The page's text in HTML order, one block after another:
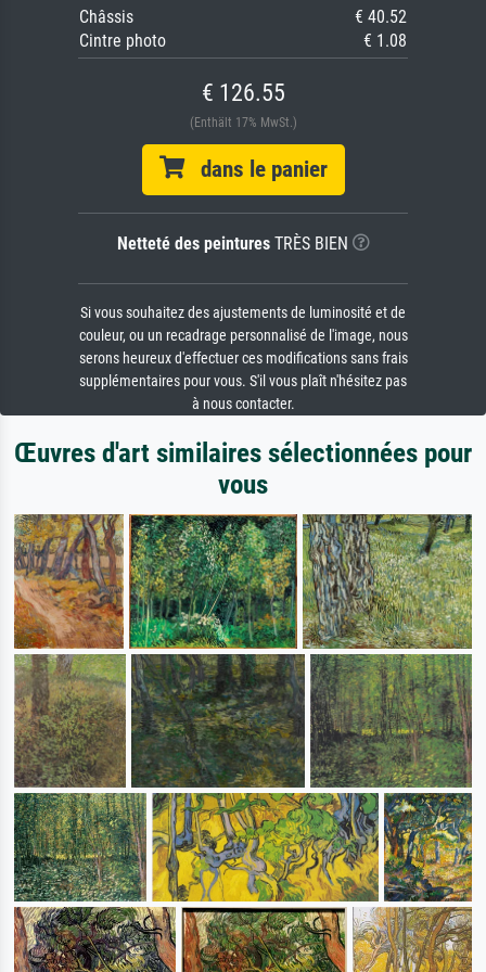
Châssis
€ 40.52
Cintre photo
€ 1.08
€ 126.55
(Enthält 17% MwSt.)
dans le panier
Netteté des peinturesTRÈS BIEN
Si vous souhaitez des ajustements de luminosité et de
couleur, ou un recadrage personnalisé de l'image, nous
serons heureux d'effectuer ces modifications sans frais
supplémentaires pour vous. S'il vous plaît n'hésitez pas
à nous contacter.
Œuvres d'art similaires sélectionnées pour
vous